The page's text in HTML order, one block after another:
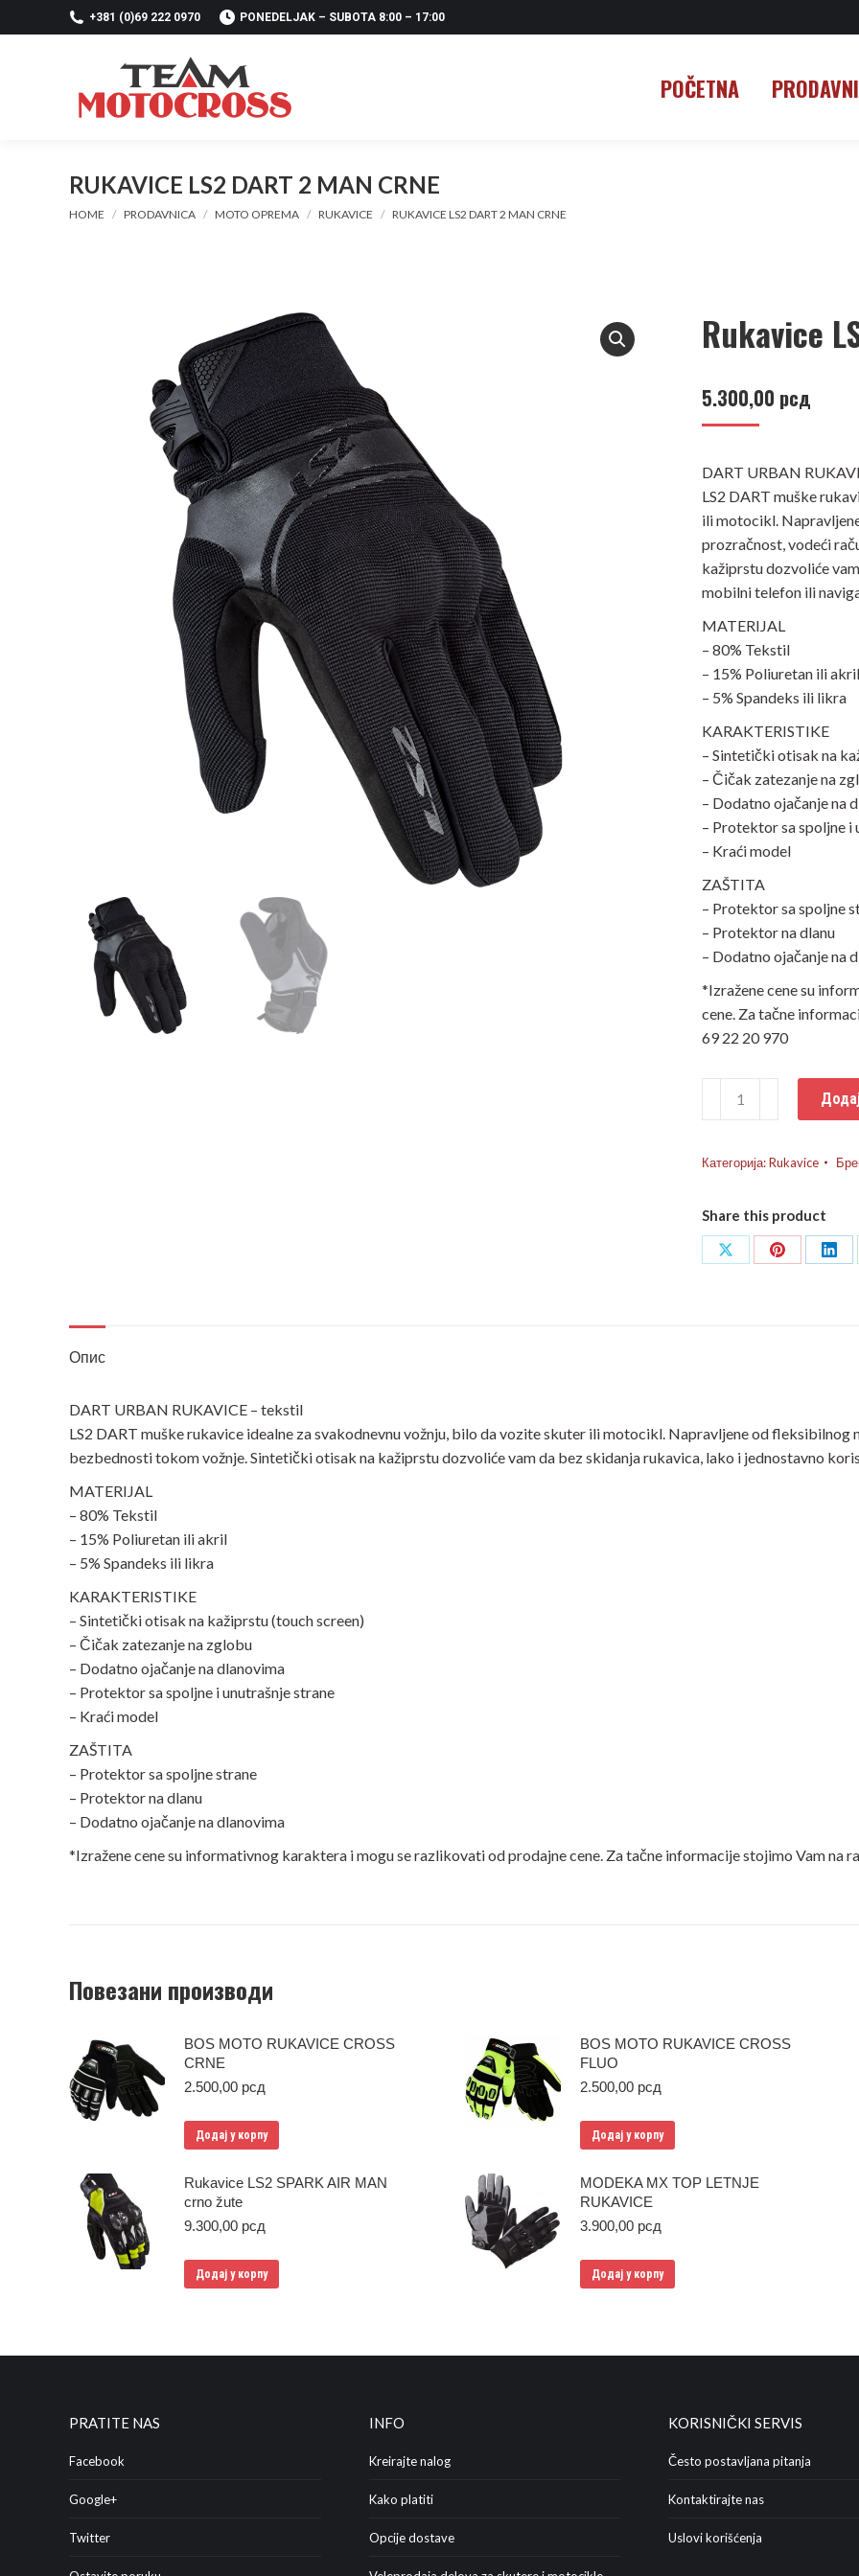
+381 (0)69 222 0970 PONEDELJAK – SUBOTA 8:00 – 17:00
POČETNA
RUKAVICE LS2 DART 2 MAN CRNE
You are here:
HOME PRODAVNICA MOTO OPREMA RUKAVICE RUKAVICE LS2 DART 2 MAN CRNE
Rukavice
5.300,00 рсд
DART URBAN
LS2 DART muške
ili motocikl.
prozračnost, vodeći
kažiprstu dozvoliće
mobilni telefon ili
MATERIJAL
– 80% Tekstil
– 15% Poliuretan ili akril
– 5% Spandeks ili likra
KARAKTERISTIKE
– Sintetički otisak na
– Čičak zatezanje na
– Dodatno ojačanje na
– Protektor sa spoljne i
– Kraći model
ZAŠTITA
– Protektor sa spoljne
– Protektor na dlanu
– Dodatno ojačanje na
*Izražene cene su
cene. Za tačne
69 22 20 970
2
crne
количина
Категорија:Rukavice
Share this product
Share
Share
Опис
DART URBAN RUKAVICE – tekstil
LS2 DART muške rukavice idealne za svakodnevnu vožnju, bilo da vozite skuter ili motocikl. Napravljene od fleksibilnog
bezbednosti tokom vožnje. Sintetički otisak na kažiprstu dozvoliće vam da bez skidanja rukavica, lako i jednostavno
MATERIJAL
– 80% Tekstil
– 15% Poliuretan ili akril
– 5% Spandeks ili likra
KARAKTERISTIKE
– Sintetički otisak na kažiprstu (touch screen)
– Čičak zatezanje na zglobu
– Dodatno ojačanje na dlanovima
– Protektor sa spoljne i unutrašnje strane
– Kraći model
ZAŠTITA
– Protektor sa spoljne strane
– Protektor na dlanu
– Dodatno ojačanje na dlanovima
*Izražene cene su informativnog karaktera i mogu se razlikovati od prodajne cene. Za tačne informacije stojimo Vam na
Повезани производи
BOS MOTO RUKAVICE CROSS
CRNE
2.500,00 рсд
Додај у корпу
BOS MOTO RUKAVICE CROSS
FLUO
2.500,00 рсд
Додај у корпу
Rukavice LS2 SPARK AIR MAN
crno žute
9.300,00 рсд
Додај у корпу
MODEKA MX TOP LETNJE
RUKAVICE
3.900,00 рсд
Додај у корпу
PRATITE NAS
Facebook
Google+
Twitter
INFO
Kreirajte nalog
Kako platiti
Opcije dostave
KORISNIČKI SERVIS
Često postavljana pitanja
Kontaktirajte nas
Uslovi korišćenja
POČETNA